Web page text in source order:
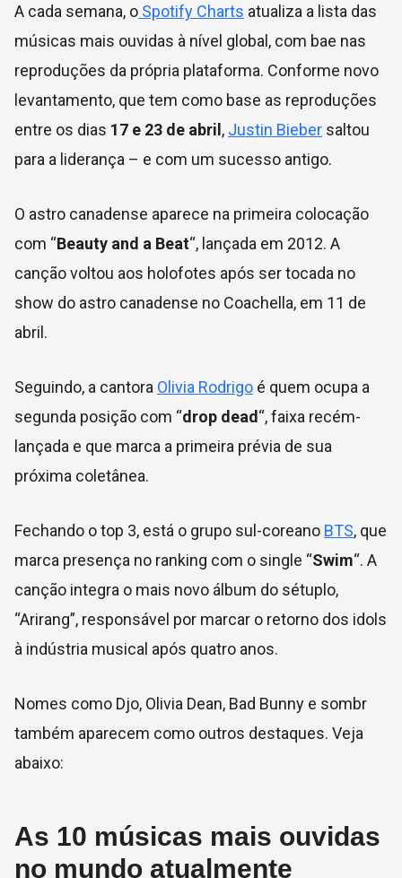
A cada semana, o Spotify Charts atualiza a lista das
músicas mais ouvidas à nível global, com bae nas
reproduções da própria plataforma. Conforme novo
levantamento, que tem como base as reproduções
entre os dias 17 e 23 de abril, Justin Bieber saltou
para a liderança – e com um sucesso antigo.
O astro canadense aparece na primeira colocação
com “Beauty and a Beat“, lançada em 2012. A
canção voltou aos holofotes após ser tocada no
show do astro canadense no Coachella, em 11 de
abril.
Seguindo, a cantora Olivia Rodrigo é quem ocupa a
segunda posição com “drop dead“, faixa recém-
lançada e que marca a primeira prévia de sua
próxima coletânea.
Fechando o top 3, está o grupo sul-coreano BTS, que
marca presença no ranking com o single “Swim“. A
canção integra o mais novo álbum do sétuplo,
“Arirang”, responsável por marcar o retorno dos idols
à indústria musical após quatro anos.
Nomes como Djo, Olivia Dean, Bad Bunny e sombr
também aparecem como outros destaques. Veja
abaixo:
As 10 músicas mais ouvidas
no mundo atualmente